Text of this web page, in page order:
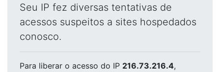
Seu IP fez diversas tentativas de
acessos suspeitos a sites hospedados
conosco.
Para liberar o acesso do IP 216.73.216.4,